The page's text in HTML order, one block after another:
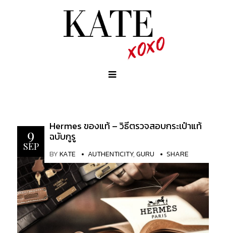
9
SEP
Hermes ของแท้ – วิธีตรวจสอบกระเป๋าแท้
ฉบับกูรู
BYKATE AUTHENTICITY,GURU SHARE